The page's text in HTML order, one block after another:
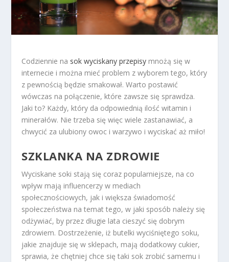
Codziennie na sok wyciskany przepisy mnożą się w
internecie i można mieć problem z wyborem tego, który
z pewnością będzie smakował. Warto postawić
wówczas na połączenie, które zawsze się sprawdza.
Jaki to? Każdy, który da odpowiednią ilość witamin i
minerałów. Nie trzeba się więc wiele zastanawiać, a
chwycić za ulubiony owoc i warzywo i wyciskać aż miło!
SZKLANKA NA ZDROWIE
Wyciskane soki stają się coraz popularniejsze, na co
wpływ mają influencerzy w mediach
społecznościowych, jak i większa świadomość
społeczeństwa na temat tego, w jaki sposób należy się
odżywiać, by przez długie lata cieszyć się dobrym
zdrowiem. Dostrzeżenie, iż butelki wyciśniętego soku,
jakie znajduje się w sklepach, mają dodatkowy cukier,
sprawia, że chętniej chce się taki sok zrobić samemu i